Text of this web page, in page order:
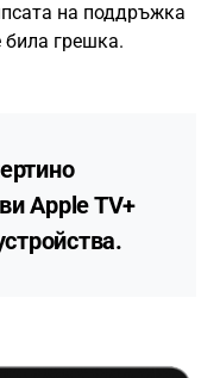
на поддръжка
била грешка.
Apple TV+